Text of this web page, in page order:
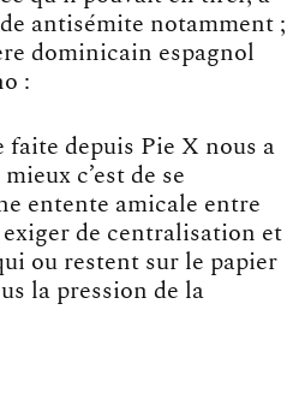
antisémite notamment ;
dominicain espagnol
:
faite depuis Pie X nous a
c’est de se
entente amicale entre
exiger de centralisation et
ou restent sur le papier
la pression de la